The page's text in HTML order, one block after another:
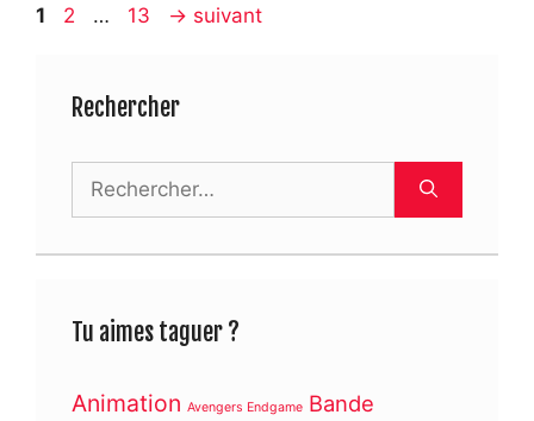
Page
1 Page
2 … Page
13 → suivant
Rechercher
Tu aimes taguer ?
Animation Avengers Endgame Bande